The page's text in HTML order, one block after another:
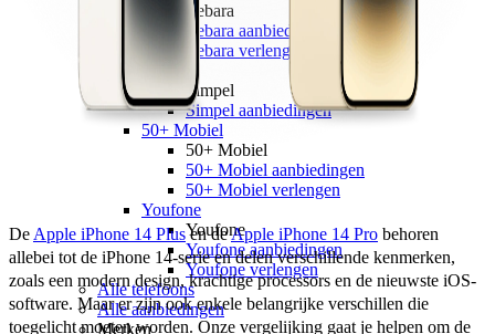
Lebara
Lebara aanbiedingen
Lebara verlengen
Simpel
Simpel
Simpel aanbiedingen
50+ Mobiel
50+ Mobiel
50+ Mobiel aanbiedingen
50+ Mobiel verlengen
Youfone
Youfone
Youfone aanbiedingen
Youfone verlengen
Alle telefoons
Alle aanbiedingen
Merken
De Apple iPhone 14 Plus en de Apple iPhone 14 Pro behoren
allebei tot de iPhone 14-serie en delen verschillende kenmerken,
zoals een modern design, krachtige processors en de nieuwste iOS-
software. Maar er zijn ook enkele belangrijke verschillen die
toegelicht moeten worden. Onze vergelijking gaat je helpen om de